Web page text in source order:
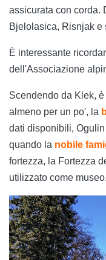
assicurata con corda.
Bjelolasica, Risnjak e
È interessante
dell'Associazione
Scendendo da Klek,
almeno per un po', la
dati disponibili,
quando la nobile
fortezza, la Fortezza
utilizzato come museo.